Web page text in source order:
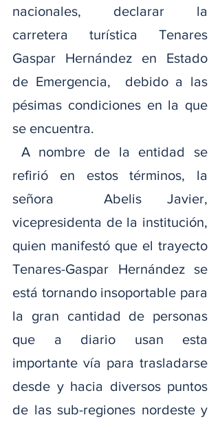
nacionales, declarar la
carretera turística Tenares
Gaspar Hernández en Estado
de Emergencia,  debido a las
pésimas condiciones en la que
se encuentra.
A nombre de la entidad se
refirió en estos términos, la
señora  Abelis Javier,
vicepresidenta de la institución,
quien manifestó que el trayecto
Tenares-Gaspar Hernández se
está tornando insoportable para
la gran cantidad de personas
que a diario usan esta
importante vía para trasladarse
desde y hacia diversos puntos
de las sub-regiones nordeste y